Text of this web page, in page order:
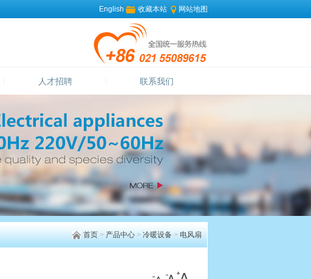
English 收藏本站 网站地图
人才招聘 联系我们
首页> 产品中心> 冷暖设备> 电风扇